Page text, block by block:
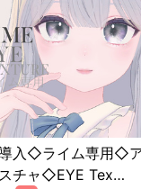
入◇ライム専用◇
チャ◇EYE Tex…